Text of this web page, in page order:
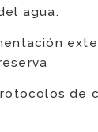
agua.
de